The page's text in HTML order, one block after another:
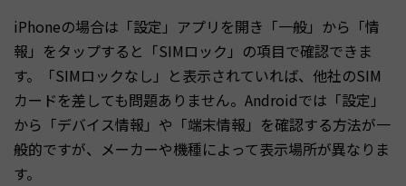
iPhoneの場合は「設定」アプリを開き「一般」から「情
報」をタップすると「SIMロック」の項目で確認できま
す。「SIMロックなし」と表示されていれば、他社のSIM
カードを差しても問題ありません。Androidでは「設定」
から「デバイス情報」や「端末情報」を確認する方法が一
般的ですが、メーカーや機種によって表示場所が異なりま
す。